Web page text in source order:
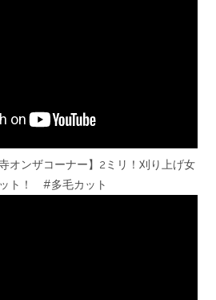
オンザコーナー】2ミリ！刈り上げ女
ト！ #多毛カット